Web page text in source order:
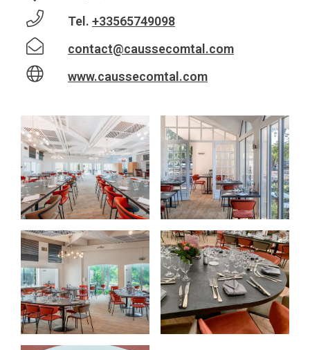
Tel. +33565749098
contact@caussecomtal.com
www.caussecomtal.com